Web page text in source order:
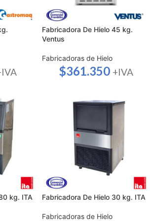
Fabricadora De Hielo 45 kg.
Ventus
Fabricadoras de Hielo
$361.350 +IVA
kg. ITA Fabricadora De Hielo 30 kg. ITA
Fabricadoras de Hielo